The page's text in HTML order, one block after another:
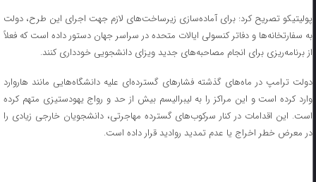
پولیتیکو تصریح کرد: برای آماده‌سازی زیرساخت‌های لازم جهت اجرای این طرح، دولت
به سفارتخانه‌ها و دفاتر کنسولی ایالات متحده در سراسر جهان دستور داده است که فعلاً
از برنامه‌ریزی برای انجام مصاحبه‌های جدید ویزای دانشجویی خودداری کنند.
دولت ترامپ در ماه‌های گذشته فشار‌های گسترده‌ای علیه دانشگاه‌هایی مانند هاروارد
وارد کرده است و این مراکز را به لیبرالیسم بیش از حد و رواج یهودستیزی متهم کرده
است. این اقدامات در کنار سرکوب‌های گسترده مهاجرتی، دانشجویان خارجی زیادی را
در معرض خطر اخراج یا عدم تمدید روادید قرار داده است.